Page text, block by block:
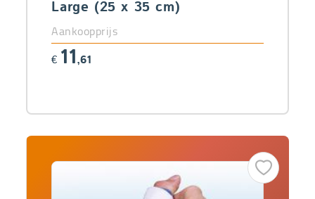
Large (25 x 35 cm)
Aankoopprijs
€ 11,61